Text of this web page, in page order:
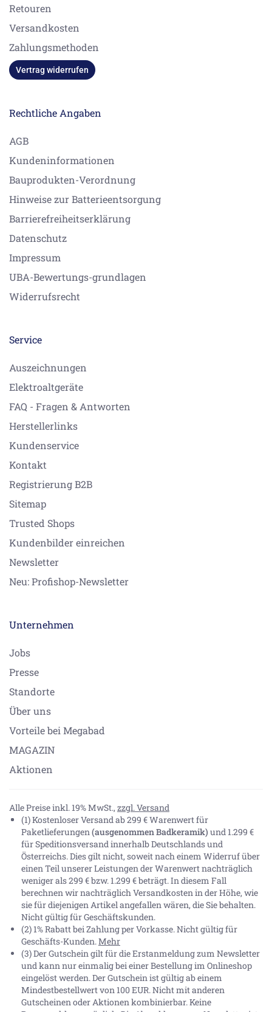
Retouren
Versandkosten
Zahlungsmethoden
Vertrag widerrufen
Rechtliche Angaben
AGB
Kundeninformationen
Bauprodukten-Verordnung
Hinweise zur Batterieentsorgung
Barrierefreiheitserklärung
Datenschutz
Impressum
UBA-Bewertungs-grundlagen
Widerrufsrecht
Service
Auszeichnungen
Elektroaltgeräte
FAQ - Fragen & Antworten
Herstellerlinks
Kundenservice
Kontakt
Registrierung B2B
Sitemap
Trusted Shops
Kundenbilder einreichen
Newsletter
Neu: Profishop-Newsletter
Unternehmen
Jobs
Presse
Standorte
Über uns
Vorteile bei Megabad
MAGAZIN
Aktionen
Alle Preise inkl. 19% MwSt., zzgl. Versand
(1) Kostenloser Versand ab 299 € Warenwert für
Paketlieferungen(ausgenommen Badkeramik) und 1.299 €
für Speditionsversand innerhalb Deutschlands und
Österreichs. Dies gilt nicht, soweit nach einem Widerruf über
einen Teil unserer Leistungen der Warenwert nachträglich
weniger als 299 € bzw. 1.299 € beträgt. In diesem Fall
berechnen wir nachträglich Versandkosten in der Höhe, wie
sie für diejenigen Artikel angefallen wären, die Sie behalten.
Nicht gültig für Geschäftskunden.
(2) 1% Rabatt bei Zahlung per Vorkasse. Nicht gültig für
Geschäfts-Kunden.Mehr
(3) Der Gutschein gilt für die Erstanmeldung zum Newsletter
und kann nur einmalig bei einer Bestellung im Onlineshop
eingelöst werden. Der Gutschein ist gültig ab einem
Mindestbestellwert von 100 EUR. Nicht mit anderen
Gutscheinen oder Aktionen kombinierbar. Keine